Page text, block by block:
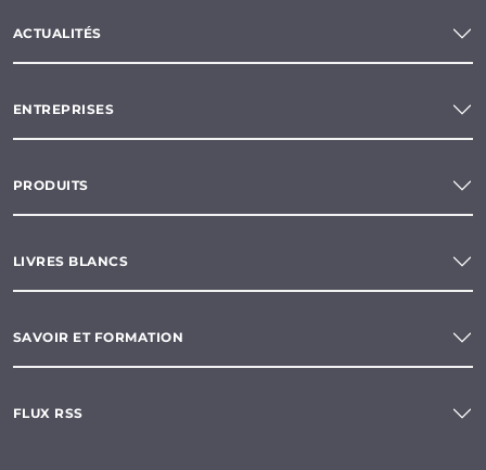
ACTUALITÉS
ENTREPRISES
PRODUITS
LIVRES BLANCS
SAVOIR ET FORMATION
FLUX RSS